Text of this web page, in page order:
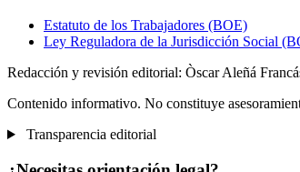
Estatuto de los Trabajadores (BOE)
Ley Reguladora de la Jurisdicción Social
Redacción y revisión editorial: Òscar Aleñá
Contenido informativo. No constituye
Transparencia editorial